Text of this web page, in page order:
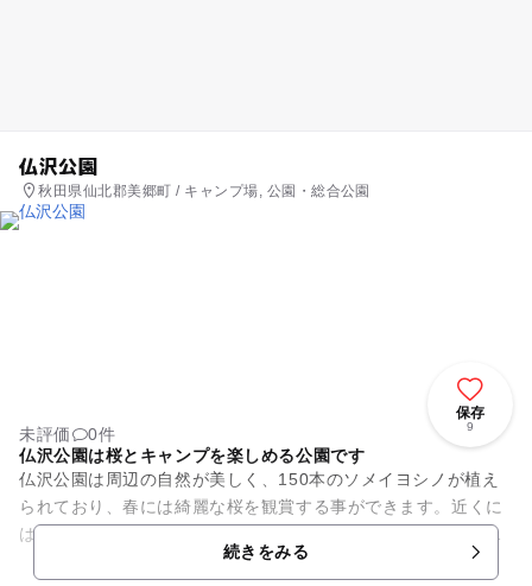
仏沢公園
秋田県仙北郡美郷町 / キャンプ場, 公園・総合公園
保存
9
未評価
0件
仏沢公園は桜とキャンプを楽しめる公園です
仏沢公園は周辺の自然が美しく、150本のソメイヨシノが植え
られており、春には綺麗な桜を観賞する事ができます。近くに
はキャンプ場があり、遊歩道も完備されているため、夏にはキ
ャンプを楽しむ人が多い公...続きをみる